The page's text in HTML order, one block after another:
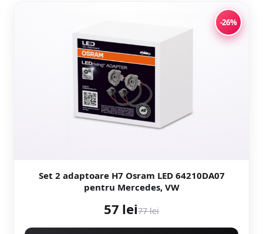
-26%
Set 2 adaptoare H7 Osram LED 64210DA07
pentru Mercedes, VW
57 lei77 lei